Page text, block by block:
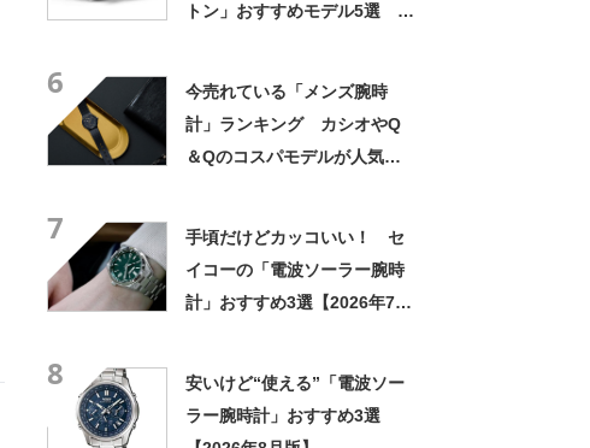
トン」おすすめモデル5選 有
6
今売れている「メンズ腕時
計」ランキング カシオやQ
＆Qのコスパモデルが人気
7
手頃だけどカッコいい！ セ
イコーの「電波ソーラー腕時
計」おすすめ3選【2026年7月
8
安いけど“使える”「電波ソー
ラー腕時計」おすすめ3選